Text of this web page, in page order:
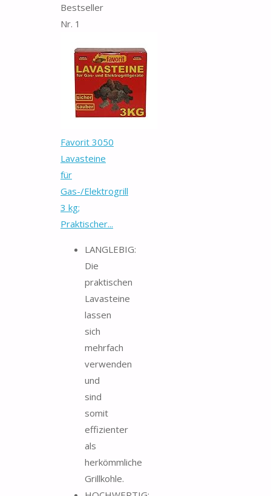
Bestseller
Nr. 1
Favorit 3050
Lavasteine
für
Gas-/Elektrogrill
3 kg;
Praktischer...
LANGLEBIG:
Die
praktischen
Lavasteine
lassen
sich
mehrfach
verwenden
und
sind
somit
effizienter
als
herkömmliche
Grillkohle.